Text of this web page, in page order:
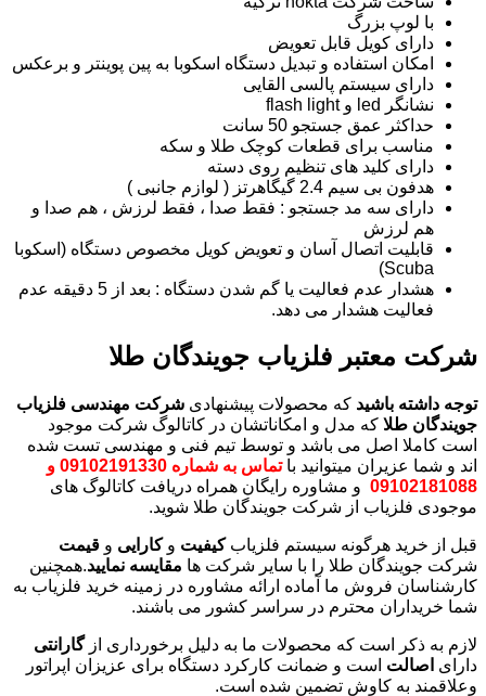
با لوپ بزرگ
دارای کویل قابل تعویض
امکان استفاده و تبدیل دستگاه اسکوبا به پین پوینتر و برعکس
دارای سیستم پالسی القایی
نشانگر led و flash light
حداکثر عمق جستجو 50 سانت
مناسب برای قطعات کوچک طلا و سکه
دارای کلید های تنظیم روی دسته
هدفون بی سیم 2.4 گیگاهرتز ( لوازم جانبی )
دارای سه مد جستجو : فقط صدا ، فقط لرزش ، هم صدا و
هم لرزش
قابلیت اتصال آسان و تعویض کویل مخصوص دستگاه (اسکوبا
Scuba)
هشدار عدم فعالیت یا گم شدن دستگاه : بعد از 5 دقیقه عدم
فعالیت هشدار می دهد.
شرکت معتبر فلزیاب جویندگان طلا
توجه داشته باشید که محصولات پیشنهادی شرکت مهندسی فلزیاب
جویندگان طلا که مدل و امکاناتشان در کاتالوگ شرکت موجود
است کاملا اصل می باشد و توسط تیم فنی و مهندسی تست شده
اند و شما عزیران میتوانید با
تماس به شماره 09102191330 و
09102181088 و مشاوره رایگان همراه دریافت کاتالوگ های
موجودی فلزیاب از شرکت جویندگان طلا شوید.
قبل از خرید هرگونه سیستم فلزیابکیفیت وکارایی و قیمت
شرکت جویندگان طلا را با سایر شرکت ها مقایسه نمایید.همچنین
کارشناسان فروش ما آماده ارائه مشاوره در زمینه خرید فلزیاب به
شما خریداران محترم در سراسر کشور می باشند.
لازم به ذکر است که محصولات ما به دلیل برخورداری ازگارانتی
دارای اصالت است و ضمانت کارکرد دستگاه برای عزیزان اپراتور
وعلاقمند به کاوش تضمین شده است.